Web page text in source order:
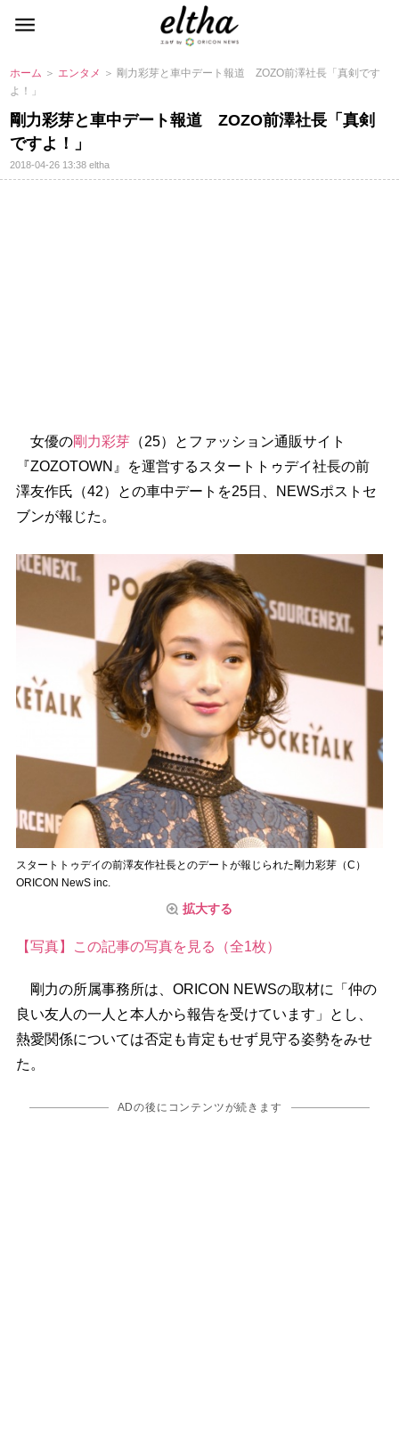
ホーム ＞ エンタメ ＞ 剛力彩芽と車中デート報道 ZOZO前澤社長「真剣です
よ！」
剛力彩芽と車中デート報道 ZOZO前澤社長「真剣
ですよ！」
2018-04-26 13:38eltha
女優の剛力彩芽（25）とファッション通販サイト
『ZOZOTOWN』を運営するスタートトゥデイ社長の前
澤友作氏（42）との車中デートを25日、NEWSポストセ
ブンが報じた。
スタートトゥデイの前澤友作社長とのデートが報じられた剛力彩芽（C）
ORICON NewS inc.
拡大する
【写真】この記事の写真を見る（全1枚）
剛力の所属事務所は、ORICON NEWSの取材に「仲の
良い友人の一人と本人から報告を受けています」とし、
熱愛関係については否定も肯定もせず見守る姿勢をみせ
た。
ADの後にコンテンツが続きます